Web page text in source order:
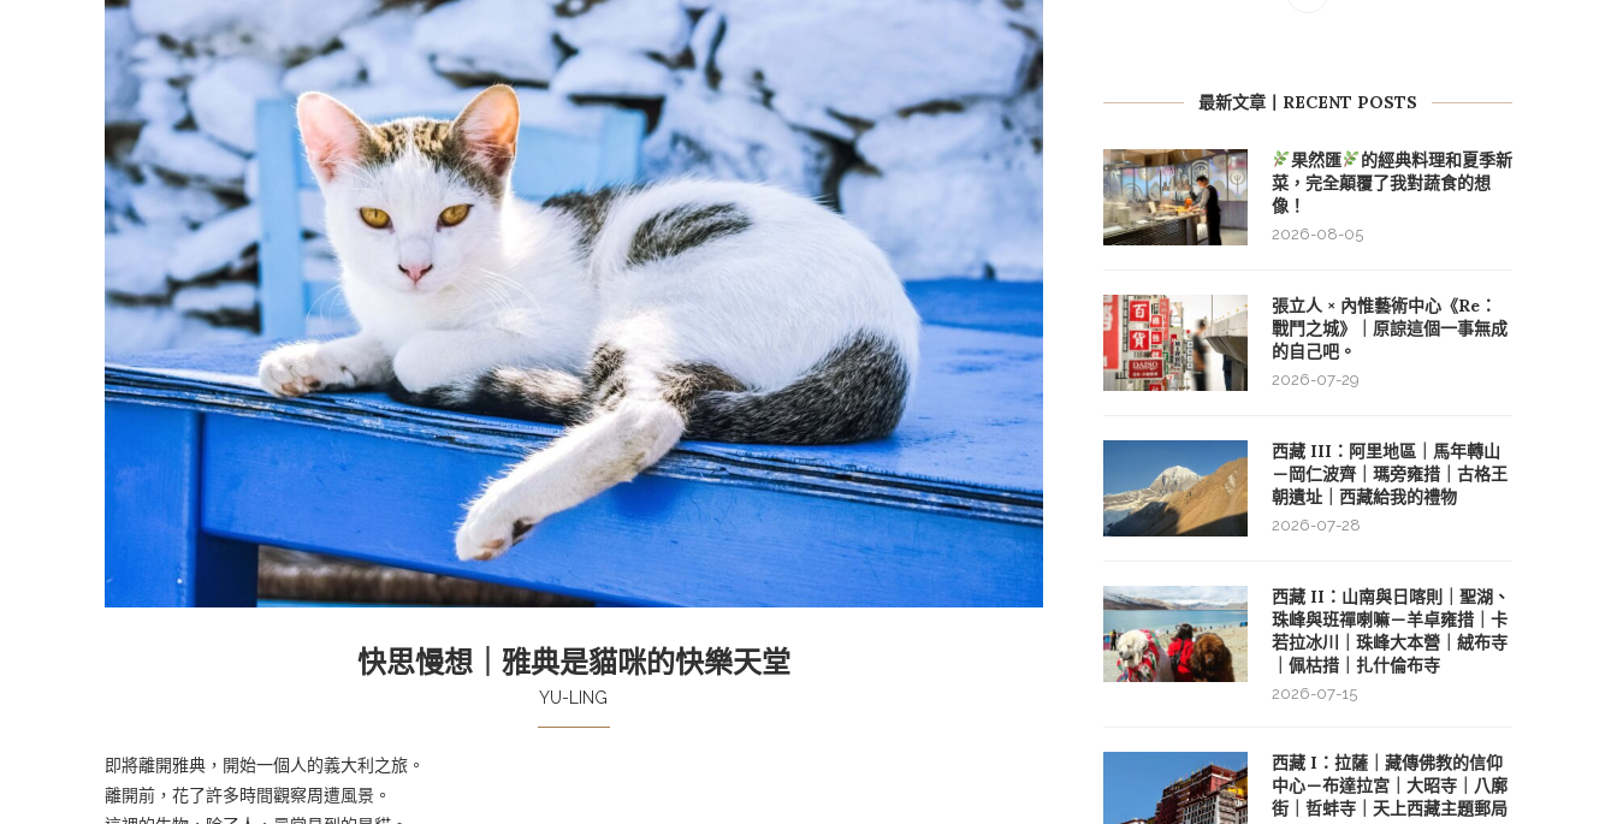
快思慢想｜雅典是貓咪的快樂天堂
YU-LING
即將離開雅典，開始一個人的義大利之旅。
離開前，花了許多時間觀察周遭風景。
最新文章丨RECENT POSTS
果然匯
的經典料理和夏季新
菜，完全顛覆了我對蔬食的想
像！
2026-08-05
張立人 × 內惟藝術中心《Re：
戰鬥之城》｜原諒這個一事無成
的自己吧。
2026-07-29
西藏 III：阿里地區｜馬年轉山
－岡仁波齊｜瑪旁雍措｜古格王
朝遺址｜西藏給我的禮物
2026-07-28
西藏 II：山南與日喀則｜聖湖、
珠峰與班禪喇嘛－羊卓雍措｜卡
若拉冰川｜珠峰大本營｜絨布寺
｜佩枯措｜扎什倫布寺
2026-07-15
西藏 I：拉薩｜藏傳佛教的信仰
中心－布達拉宮｜大昭寺｜八廓
街｜哲蚌寺｜天上西藏主題郵局